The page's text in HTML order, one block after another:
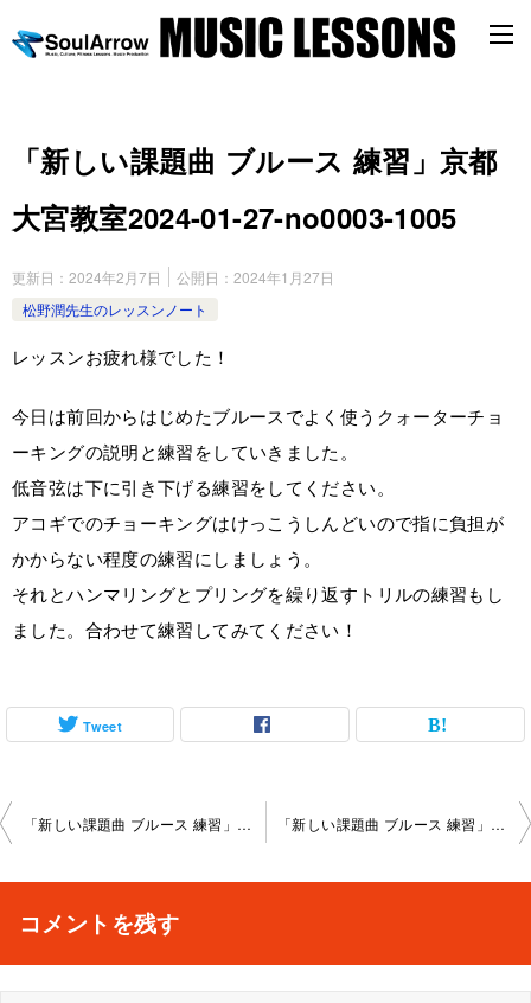
「新しい課題曲 ブルース 練習」京都
大宮教室2024-01-27-no0003-­1005
更新日： 2024年2月7日 公開日： 2024年1月27日
松野潤先生のレッスンノート
レッスンお疲れ様でした！
今日は前回からはじめたブルースでよく使うクォーターチョ
ーキングの説明と練習をしていきました。
低音弦は下に引き下げる練習をしてください。
アコギでのチョーキングはけっこうしんどいので指に負担が
かからない程度の練習にしましょう。
それとハンマリングとプリングを繰り返すトリルの練習もし
ました。合わせて練習してみてください！
Tweet
投
ビ
「新しい課題曲 ブルース 練習」京都大宮教室2024-01-20-no0003-­1005 「新しい課題曲 ブルース 練習」京都大宮教室2024-02-04-no0003-­1005
コメントを残す